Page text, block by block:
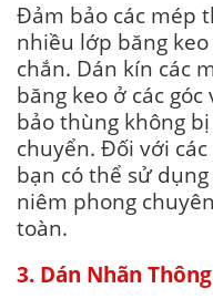
Đảm bảo các mép
nhiều lớp băng
chắn. Dán kín các
băng keo ở các
bảo thùng không
chuyển. Đối với
bạn có thể sử
niêm phong
toàn.
3. Dán Nhãn